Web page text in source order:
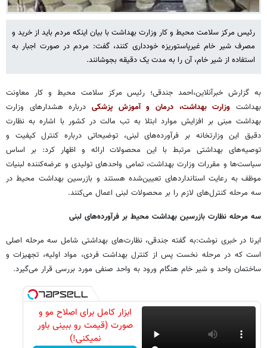
رئیس مرکز سلامت محیط و کار وزارت بهداشت با بیان اینکه مردم باید از خرید و
مصرف شیر خام غیرپاستوریزه خودداری کنند، گفت: مردم در صورت اجبار به
استفاده از شیر خام، آن را به مدت یک دقیقه بجوشانند.
به گزارش خبرآنلاین،احمد جندقی؛ رئیس مرکز سلامت محیط و کار معاونت
بهداشت وزارت بهداشت، درمان و آموزش پزشکی درباره هشدارهای وزارت
بهداشت مبنی بر افزایش موارد ابتلا به تب مالت در کشور با اشاره به نظارت
دقیق این وزارتخانه بر فرآورده‌های لبنی، توضیحاتی درباره کنترل کیفیت و
توصیه‌های بهداشتی مرتبط با این محصولات ارائه و اظهار کرد: بر اساس
سیاست‌ها و مقررات وزارت بهداشت، تمامی واحدهای تولیدی و عرضه‌کننده لبنیات
موظف به رعایت استانداردهای تعیین‌شده هستند و بازرسین بهداشت محیط در
سه مرحله کنترل‌های لازم را بر محصولات لبنی اعمال می‌کنند.
سه مرحله نظارت بازرسین بهداشت محیط بر فرآورده‌های لبنی
ایرنا در خبری نوشت:به گفته جندقی، نظارت‌های بهداشتی شامل سه مرحله اصلی
است که در مرحله نخست پس از کنترل بهداشت فردی، مواد اولیه، تجهیزات و
ساختمان واحد و شیر خام هنگام ورود به واحد صنفی مورد بررسی قرار می‌گیرد.
ابزار کامل برای اصلاح مو و
صورت (قیمت رو ببینی باور
نمیکنی!)